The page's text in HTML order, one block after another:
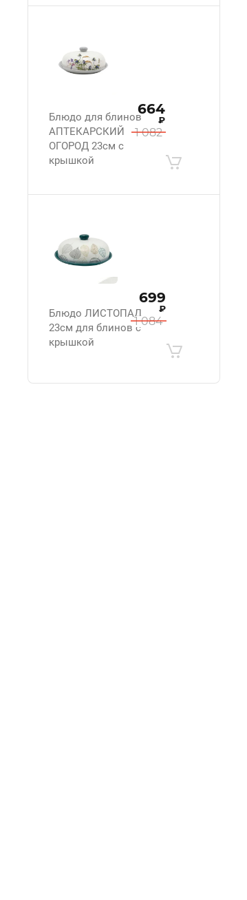
Блюдо для блинов
АПТЕКАРСКИЙ
ОГОРОД 23см с
крышкой
1 082
664
₽
Блюдо ЛИСТОПАД
23см для блинов с
крышкой
1 084
699
₽